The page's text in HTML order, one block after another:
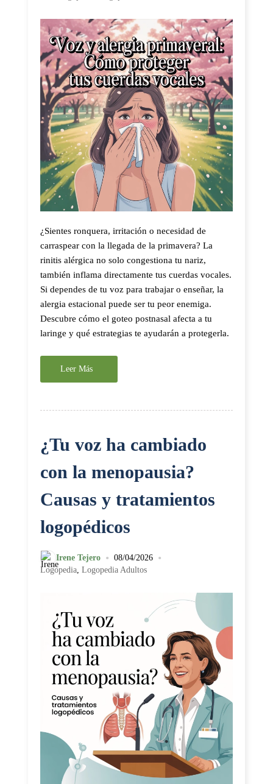
¿Sientes ronquera, irritación o necesidad de
carraspear con la llegada de la primavera? La
rinitis alérgica no solo congestiona tu nariz,
también inflama directamente tus cuerdas vocales.
Si dependes de tu voz para trabajar o enseñar, la
alergia estacional puede ser tu peor enemiga.
Descubre cómo el goteo postnasal afecta a tu
laringe y qué estrategias te ayudarán a protegerla.
Leer Más
¿Tu voz ha cambiado
con la menopausia?
Causas y tratamientos
logopédicos
Irene Tejero • 08/04/2026 •
Logopedia, Logopedia Adultos